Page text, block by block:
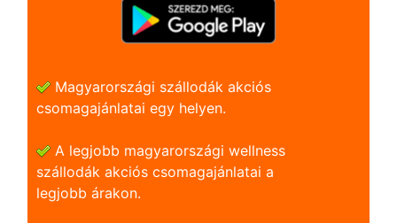
Magyarországi szállodák akciós
csomagajánlatai egy helyen.
A legjobb magyarországi wellness
szállodák akciós csomagajánlatai a
legjobb árakon.